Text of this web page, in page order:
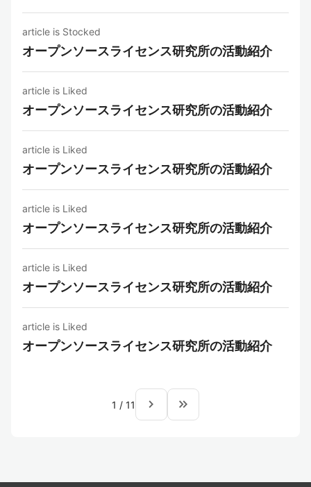
article is Stocked
オープンソースライセンス研究所の活動紹介
article is Liked
オープンソースライセンス研究所の活動紹介
article is Liked
オープンソースライセンス研究所の活動紹介
article is Liked
オープンソースライセンス研究所の活動紹介
article is Liked
オープンソースライセンス研究所の活動紹介
article is Liked
オープンソースライセンス研究所の活動紹介
1 / 11 navigate_next keyboard_double_arrow_right